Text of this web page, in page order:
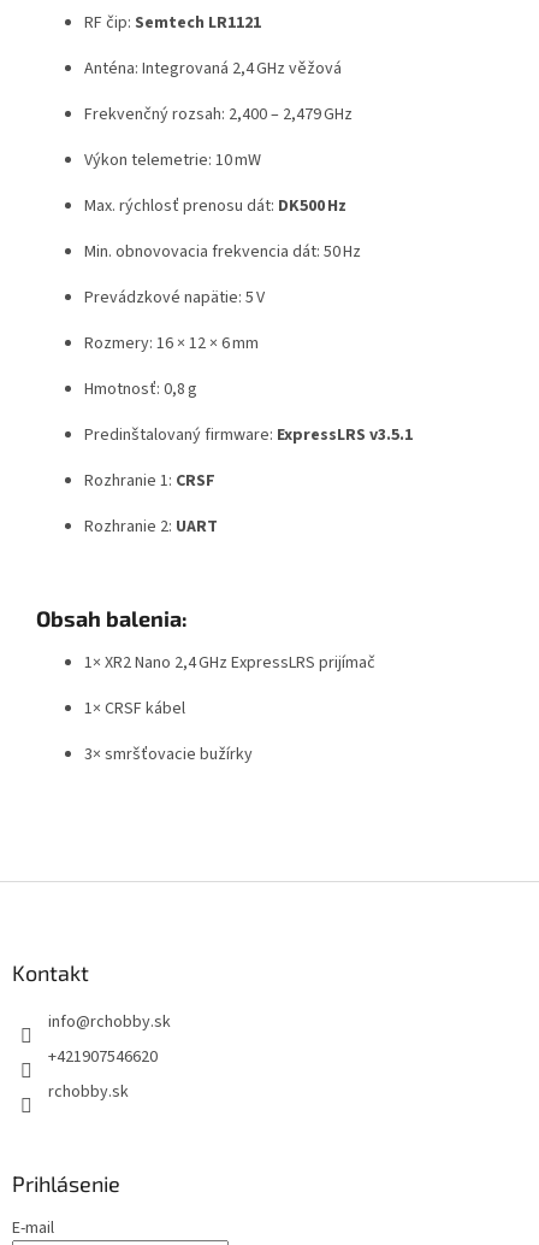
RF čip: Semtech LR1121
Anténa: Integrovaná 2,4 GHz věžová
Frekvenčný rozsah: 2,400 – 2,479 GHz
Výkon telemetrie: 10 mW
Max. rýchlosť prenosu dát: DK500 Hz
Min. obnovovacia frekvencia dát: 50 Hz
Prevádzkové napätie: 5 V
Rozmery: 16 × 12 × 6 mm
Hmotnosť: 0,8 g
Predinštalovaný firmware: ExpressLRS v3.5.1
Rozhranie 1: CRSF
Rozhranie 2: UART
Obsah balenia:
1× XR2 Nano 2,4 GHz ExpressLRS prijímač
1× CRSF kábel
3× smršťovacie bužírky
Kontakt
info@rchobby.sk
+421907546620
rchobby.sk
Prihlásenie
E-mail